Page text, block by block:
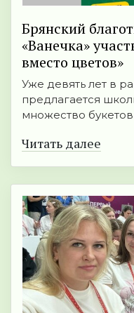
Брянский
«Ванечка»
вместо цветов»
Уже девять лет в
предлагается
множество букетов
Читать далее